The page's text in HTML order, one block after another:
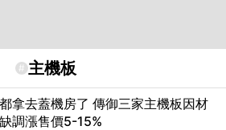
# 主機板
拿去蓋機房了 傳御三家主機板因材
調漲售價5-15%